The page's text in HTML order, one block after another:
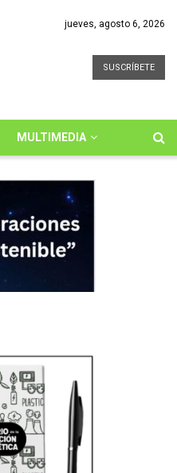
jueves, agosto 6, 2026
SUSCRÍBETE
MULTIMEDIA